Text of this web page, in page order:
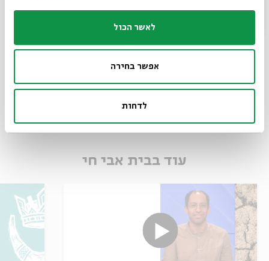
לאשר הכול
אפשר בחירה
לדחות
צום ותיקון
עוד בבית אבי חי